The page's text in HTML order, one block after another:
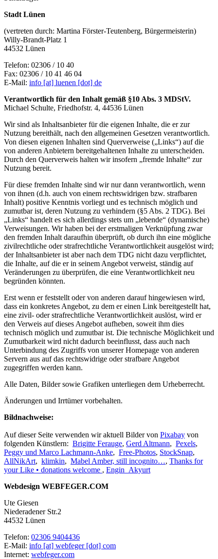
Stadt Lünen
(vertreten durch: Martina Förster-Teutenberg, Bürgermeisterin)
Willy-Brandt-Platz 1
44532 Lünen
Telefon: 02306 / 10 40
Fax: 02306 / 10 41 46 04
E-Mail: info [at] luenen [dot] de
Verantwortlich für den Inhalt gemäß §10 Abs. 3 MDStV.
Michael Schulte, Friedhofstr. 4, 44536 Lünen
Wir sind als Inhaltsanbieter für die eigenen Inhalte, die er zur
Nutzung bereithält, nach den allgemeinen Gesetzen verantwortlich.
Von diesen eigenen Inhalten sind Querverweise („Links“) auf die
von anderen Anbietern bereitgehaltenen Inhalte zu unterscheiden.
Durch den Querverweis halten wir insofern „fremde Inhalte“ zur
Nutzung bereit.
Für diese fremden Inhalte sind wir nur dann verantwortlich, wenn
von ihnen (d.h. auch von einem rechtswidrigen bzw. strafbaren
Inhalt) positive Kenntnis vorliegt und es technisch möglich und
zumutbar ist, deren Nutzung zu verhindern (§5 Abs. 2 TDG). Bei
„Links“ handelt es sich allerdings stets um „lebende“ (dynamische)
Verweisungen. Wir haben bei der erstmaligen Verknüpfung zwar
den fremden Inhalt daraufhin überprüft, ob durch ihn eine mögliche
zivilrechtliche oder strafrechtliche Verantwortlichkeit ausgelöst wird;
der Inhaltsanbieter ist aber nach dem TDG nicht dazu verpflichtet,
die Inhalte, auf die er in seinem Angebot verweist, ständig auf
Veränderungen zu überprüfen, die eine Verantwortlichkeit neu
begründen könnten.
Erst wenn er feststellt oder von anderen darauf hingewiesen wird,
dass ein konkretes Angebot, zu dem er einen Link bereitgestellt hat,
eine zivil- oder strafrechtliche Verantwortlichkeit auslöst, wird er
den Verweis auf dieses Angebot aufheben, soweit ihm dies
technisch möglich und zumutbar ist. Die technische Möglichkeit und
Zumutbarkeit wird nicht dadurch beeinflusst, dass auch nach
Unterbindung des Zugriffs von unserer Homepage von anderen
Servern aus auf das rechtswidrige oder strafbare Angebot
zugegriffen werden kann.
Alle Daten, Bilder sowie Grafiken unterliegen dem Urheberrecht.
Änderungen und Irrtümer vorbehalten.
Bildnachweise:
Auf dieser Seite verwenden wir aktuell Bilder von Pixabay von
folgenden Künstlern: Brigitte Ferauge, Gerd Altmann, Pexels,
Peggy und Marco Lachmann-Anke, Free-Photos, StockSnap,
AllNikArt, klimkin, Mabel Amber, still incognito…, Thanks for
your Like • donations welcome , Engin_Akyurt
Webdesign WEBFEGER.COM
Ute Giesen
Niederadener Str.2
44532 Lünen
Telefon: 02306 9404436
E-Mail: info [at] webfeger [dot] com
Internet: webfeger.com